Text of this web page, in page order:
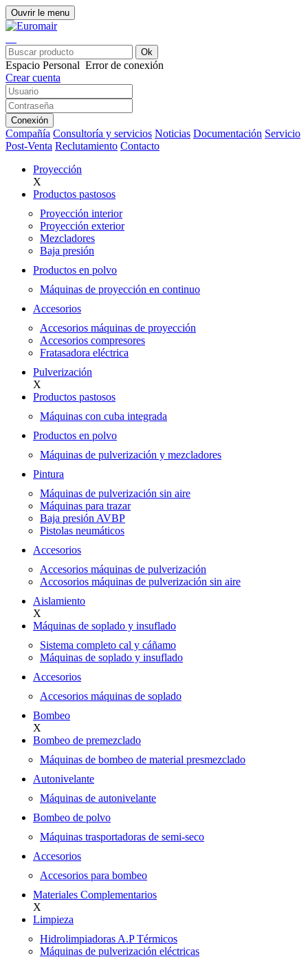
Ouvrir le menu
Ok
Espacio Personal Error de conexión
Crear cuenta
Conexión
Compañía Consultoría y servicios Noticias Documentación Servicio
Post-Venta Reclutamiento Contacto
Proyección
X
Productos pastosos
Proyección interior
Proyección exterior
Mezcladores
Baja presión
Productos en polvo
Máquinas de proyección en continuo
Accesorios
Accesorios máquinas de proyección
Accesorios compresores
Fratasadora eléctrica
Pulverización
X
Productos pastosos
Máquinas con cuba integrada
Productos en polvo
Máquinas de pulverización y mezcladores
Pintura
Máquinas de pulverización sin aire
Máquinas para trazar
Baja presión AVBP
Pistolas neumáticos
Accesorios
Accesorios máquinas de pulverización
Accosorios máquinas de pulverización sin aire
Aislamiento
X
Máquinas de soplado y insuflado
Sistema completo cal y cáñamo
Máquinas de soplado y insuflado
Accesorios
Accesorios máquinas de soplado
Bombeo
X
Bombeo de premezclado
Máquinas de bombeo de material presmezclado
Autonivelante
Máquinas de autonivelante
Bombeo de polvo
Máquinas trasportadoras de semi-seco
Accesorios
Accesorios para bombeo
Materiales Complementarios
X
Limpieza
Hidrolimpiadoras A.P Térmicos
Máquinas de pulverización eléctricas